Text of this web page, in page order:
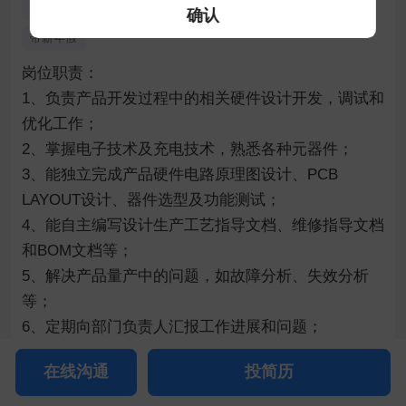
交通方便
带薪年假
岗位职责：
1、负责产品开发过程中的相关硬件设计开发，调试和
优化工作；
2、掌握电子技术及充电技术，熟悉各种元器件；
3、能独立完成产品硬件电路原理图设计、PCB
LAYOUT设计、器件选型及功能测试；
4、能自主编写设计生产工艺指导文档、维修指导文档
和BOM文档等；
5、解决产品量产中的问题，如故障分析、失效分析
等；
6、定期向部门负责人汇报工作进展和问题；
7、有较强的动手能力，踏实的工作态度，善于协作的
团队精神；
在线沟通 投简历
确认